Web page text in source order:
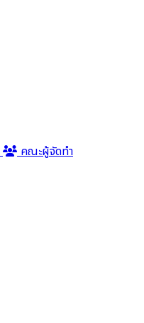
คณะผู้จัดทำ